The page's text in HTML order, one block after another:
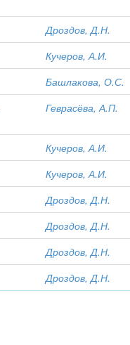
Дроздов, Д.Н.
Кучеров, А.И.
Башлакова, О.С.
Геврасёва, А.П.
Кучеров, А.И.
Кучеров, А.И.
Дроздов, Д.Н.
Дроздов, Д.Н.
Дроздов, Д.Н.
Дроздов, Д.Н.